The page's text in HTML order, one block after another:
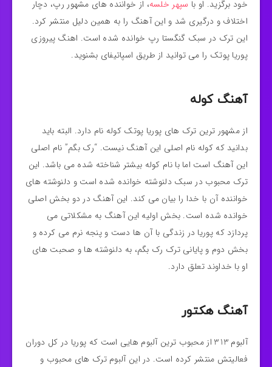
خود برگزید. او با سپهر خلسه، از خواننده های مشهور رپ، دچار
اختلاف و درگیری شد و این آهنگ را به همین دلیل منتشر کرد.
این ترک در سبک گنگستا رپ خوانده شده است. اهنگ پیروزی
پوریا پوتک را می توانید از طریق اسپاتیفای بشنوید.
آهنگ کوله
از مشهور ترین ترک های پوریا پوتک کوله نام دارد. البته باید
بدانید که کوله نام اصلی این آهنگ نیست. “رک بگم” نام اصلی
این آهنگ است اما با نام کوله بیشتر شناخته شده می باشد. این
ترک محبوب در سبک دلنوشته خوانده شده است‌ و دلنوشته های
خواننده آن با خدا را بیان می کند. این آهنگ در دو بخش اصلی
خوانده شده است. بخش اولیه این آهنگ به مشکلاتی می
پردازد که پوریا در زندگی با آن ها دست و پنجه نرم می کرده و
بخش دوم و پایانی ترک رک بگم، به دلنوشته ها و صحبت های
او با خداوند تعلق دارد.
آهنگ هکتور
آلبوم 313 از محبوب ترین آلبوم هایی است که پوریا در کل دوران
فعالیتش منتشر کرده است. در این آلبوم ترک های محبوب و